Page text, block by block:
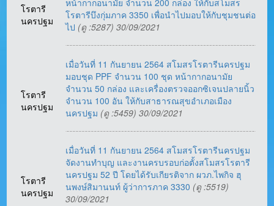
โรตารี
นครปฐม
หน้ากากอนามัย จำนวน 200 กล่อง ให้กับสโมสร
โรตารีบึงกุ่มภาค 3350 เพื่อนำไปมอบให้กับชุมชนต่อ
ไป (ดู :5287) 30/09/2021
โรตารี
นครปฐม
เมื่อวันที่ 11 กันยายน 2564 สโมสรโรตารีนครปฐม
มอบชุด PPF จำนวน 100 ชุด หน้ากากอนามัย
จำนวน 50 กล่อง และเครื่องตรวจออกซิเจนปลายนิ้ว
จำนวน 100 อัน ให้กับสาธารณสุขอำเภอเมือง
นครปฐม (ดู :5459) 30/09/2021
โรตารี
นครปฐม
เมื่อวันที่ 11 กันยายน 2564 สโมสรโรตารีนครปฐม
จัดงานทำบุญ และงานครบรอบก่อตั้งสโมสรโรตารี
นครปฐม 52 ปี โดยได้รับเกียรติจาก ผวภ.ไพกิจ ฮุ
นพงษ์สิมานนท์ ผู้ว่าการภาค 3330 (ดู :5519)
30/09/2021